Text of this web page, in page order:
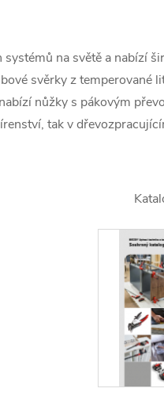
na světě a
svěrky z
nůžky s pákovým
tak v